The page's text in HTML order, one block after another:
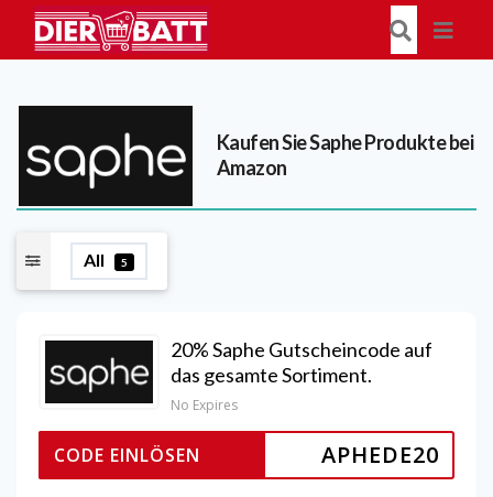
Kaufen Sie Saphe Produkte bei
Amazon
All 5
20% Saphe Gutscheincode auf
das gesamte Sortiment.
No Expires
APHEDE20
CODE EINLÖSEN